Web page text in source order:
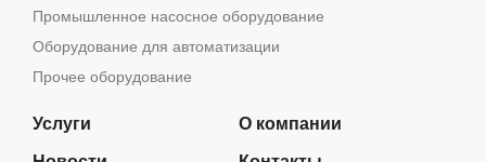
Промышленное насосное оборудование
Оборудование для автоматизации
Прочее оборудование
Услуги О компании